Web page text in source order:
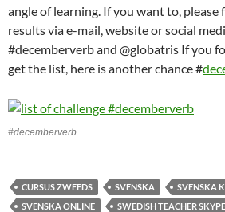
angle of learning. If you want to, please
results via e-mail, website or social
#decemberverb and @globatris If you
get the list, here is another chance #
#decemberverb
CURSUS ZWEEDS SVENSKA
SVENSKA
SVENSKA ONLINE
SWEDISH TEACHER